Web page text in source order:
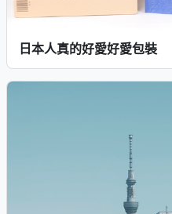
日本人真的好愛好愛包裝